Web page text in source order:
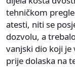
tehničkom
atesti, niti se
dozvolu, a
vanjski dio koji je
prije dolaska na